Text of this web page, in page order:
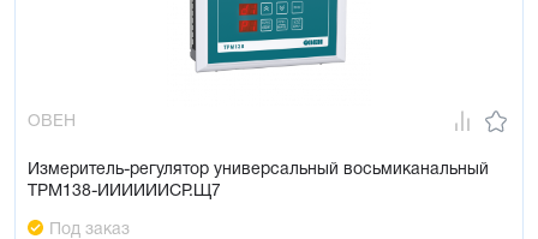
ОВЕН
Измеритель-регулятор универсальный восьмиканальный
ТРМ138-ИИИИИИCР.Щ7
Под заказ